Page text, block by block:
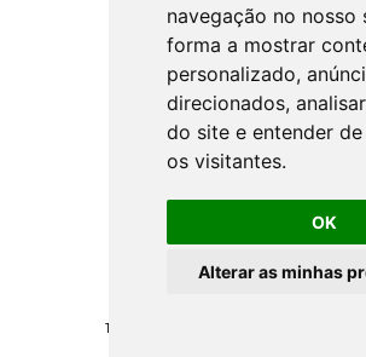
navegação no nosso
forma a mostrar
personalizado,
direcionados,
do site e entender
os visitantes.
OK
Alterar as minhas
Todos los derechos reservados ©